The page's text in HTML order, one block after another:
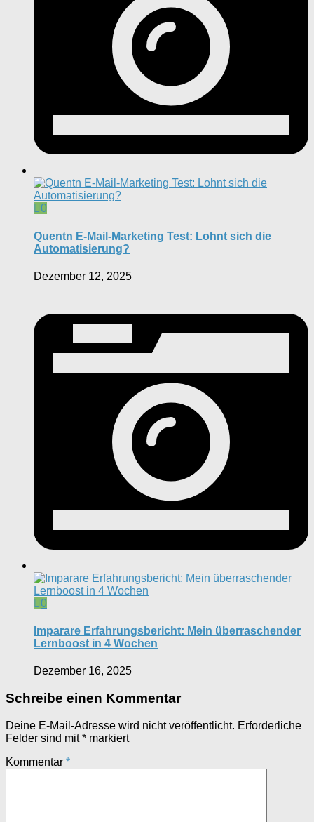
0
Quentn E-Mail-Marketing Test: Lohnt sich die
Automatisierung?
Dezember 12, 2025
0
Imparare Erfahrungsbericht: Mein überraschender
Lernboost in 4 Wochen
Dezember 16, 2025
Schreibe einen Kommentar
Deine E-Mail-Adresse wird nicht veröffentlicht. Erforderliche
Felder sind mit* markiert
Kommentar *